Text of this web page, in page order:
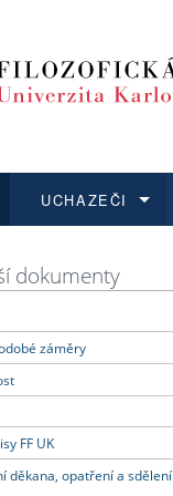
UCHAZEČI
dokumenty
záměry
FF UK
děkana, opatření a sdělení